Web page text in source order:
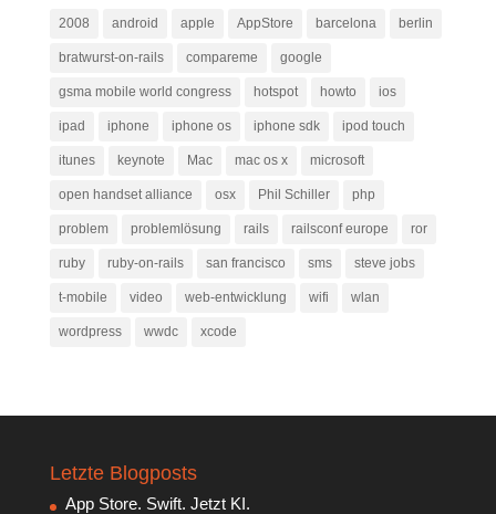
2008 android apple AppStore barcelona berlin
bratwurst-on-rails compareme google
gsma mobile world congress hotspot howto ios
ipad iphone iphone os iphone sdk ipod touch
itunes keynote Mac mac os x microsoft
open handset alliance osx Phil Schiller php
problem problemlösung rails railsconf europe ror
ruby ruby-on-rails san francisco sms steve jobs
t-mobile video web-entwicklung wifi wlan
wordpress wwdc xcode
Letzte Blogposts
App Store. Swift. Jetzt KI.